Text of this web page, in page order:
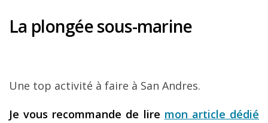
La plongée sous-marine
Une top activité à faire à San Andres.
Je vous recommande de lire mon article dédié